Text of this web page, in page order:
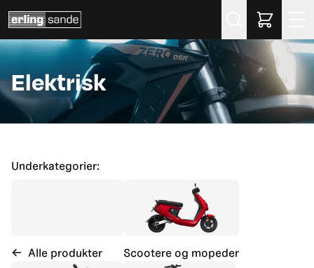
Elektrisk
Underkategorier:
Alle produkter Scootere og mopeder